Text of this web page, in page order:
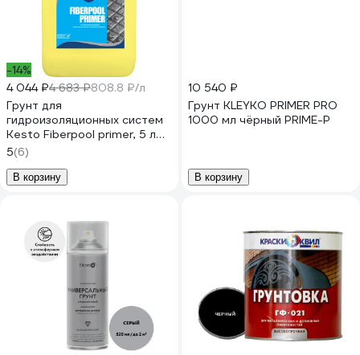
-14%
4 044 ₽4 683 ₽808.8 ₽/л
Грунт для
гидроизоляционных систем
Kesto Fiberpool primer, 5 л
81088
5(6)
В корзину
10 540 ₽
Грунт KLEYKO PRIMER PRO
1000 мл чёрный PRIME-P
В корзину